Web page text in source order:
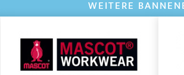
WEITERE